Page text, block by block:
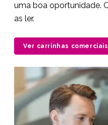
uma boa oportunidade.
as ler.
Ver carrinhas